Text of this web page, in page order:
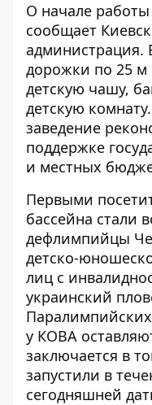
О начале
сообщает
администрация.
дорожки по 25
детскую чашу,
детскую
заведение
поддержке
и местных
Первыми
бассейна
дефлимпийцы
детско-
лиц с
украинский
у КОВА
заключается в
запустили в
сегодняшней